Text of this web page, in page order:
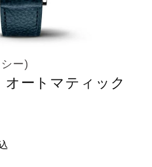
ー)
ートマティック